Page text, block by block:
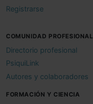
Registrarse
COMUNIDAD PROFESIONAL
Directorio profesional
PsiquiLink
Autores y colaboradores
FORMACIÓN Y CIENCIA